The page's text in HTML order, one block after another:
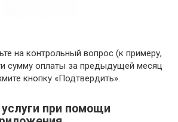
на контрольный вопрос (к примеру,
сумму оплаты за предыдущей месяц
кнопку «Подтвердить».
при помощи